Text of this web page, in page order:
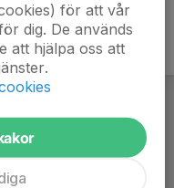
för att vår
dig. De används
att hjälpa oss att